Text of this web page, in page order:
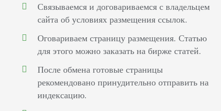
Связываемся и договариваемся с владельцем
сайта об условиях размещения ссылок.
Оговариваем страницу размещения. Статью
для этого можно заказать на бирже статей.
После обмена готовые страницы
рекомендовано принудительно отправить на
индексацию.